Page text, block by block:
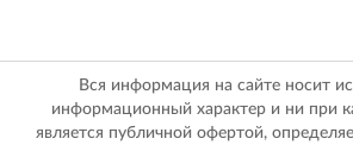
Вся информация на сайте носит
информационный характер и ни при
является публичной офертой,